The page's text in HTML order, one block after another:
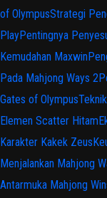
of OlympusStrategi
PlayPentingnya
Kemudahan Maxwin
Pada Mahjong Ways 2
Gates of Olympus
Elemen Scatter Hitam
Karakter Kakek Zeus
Menjalankan Mahjong
Antarmuka Mahjong